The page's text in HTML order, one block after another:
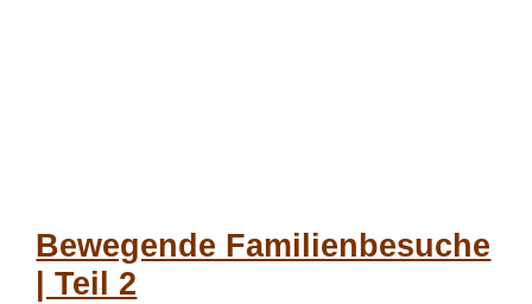
Bewegende Familienbesuche
| Teil 2